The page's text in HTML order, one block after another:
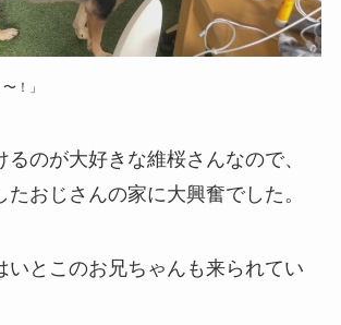
！」
のが大好きな維桜さんなので、
おじさんの家に大興奮でした。
いとこのお兄ちゃんも来られてい